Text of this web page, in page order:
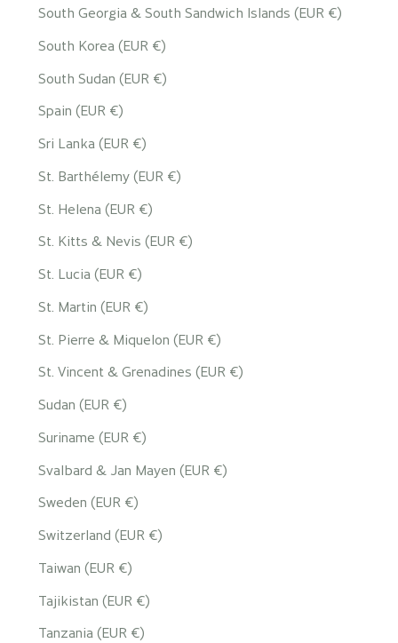
South Georgia & South Sandwich Islands (EUR €)
South Korea (EUR €)
South Sudan (EUR €)
Spain (EUR €)
Sri Lanka (EUR €)
St. Barthélemy (EUR €)
St. Helena (EUR €)
St. Kitts & Nevis (EUR €)
St. Lucia (EUR €)
St. Martin (EUR €)
St. Pierre & Miquelon (EUR €)
St. Vincent & Grenadines (EUR €)
Sudan (EUR €)
Suriname (EUR €)
Svalbard & Jan Mayen (EUR €)
Sweden (EUR €)
Switzerland (EUR €)
Taiwan (EUR €)
Tajikistan (EUR €)
Tanzania (EUR €)